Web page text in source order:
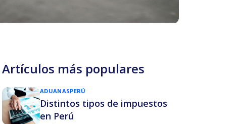
Artículos más populares
ADUANASPERÚ
Distintos tipos de impuestos
en Perú